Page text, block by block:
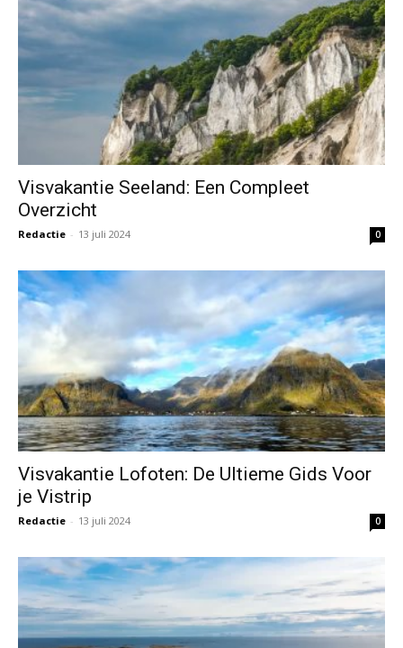
Visvakantie Seeland: Een Compleet
Overzicht
Redactie - 13 juli 2024 0
Visvakantie Lofoten: De Ultieme Gids Voor
je Vistrip
Redactie - 13 juli 2024 0